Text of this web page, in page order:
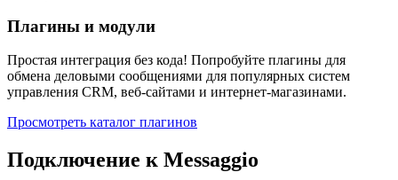
Плагины и модули
Простая интеграция без кода! Попробуйте плагины для
обмена деловыми сообщениями для популярных систем
управления CRM, веб-сайтами и интернет-магазинами.
Просмотреть каталог плагинов
Подключение к Messaggio